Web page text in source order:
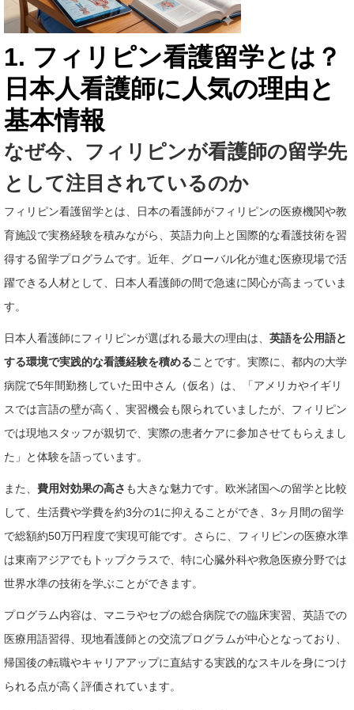
1. フィリピン看護留学とは？
日本人看護師に人気の理由と
基本情報
なぜ今、フィリピンが看護師の留学先
として注目されているのか
フィリピン看護留学とは、日本の看護師がフィリピンの医療機関や教
育施設で実務経験を積みながら、英語力向上と国際的な看護技術を習
得する留学プログラムです。近年、グローバル化が進む医療現場で活
躍できる人材として、日本人看護師の間で急速に関心が高まっていま
す。
日本人看護師にフィリピンが選ばれる最大の理由は、 英語を公用語と
する環境で実践的な看護経験を積めることです。実際に、都内の大学
病院で5年間勤務していた田中さん（仮名）は、「アメリカやイギリ
スでは言語の壁が高く、実習機会も限られていましたが、フィリピン
では現地スタッフが親切で、実際の患者ケアに参加させてもらえまし
た」と体験を語っています。
また、 費用対効果の高さ も大きな魅力です。欧米諸国への留学と比較
して、生活費や学費を約3分の1に抑えることができ、3ヶ月間の留学
で総額約50万円程度で実現可能です。さらに、フィリピンの医療水準
は東南アジアでもトップクラスで、特に心臓外科や救急医療分野では
世界水準の技術を学ぶことができます。
プログラム内容は、マニラやセブの総合病院での臨床実習、英語での
医療用語習得、現地看護師との交流プログラムが中心となっており、
帰国後の転職やキャリアアップに直結する実践的なスキルを身につけ
られる点が高く評価されています。